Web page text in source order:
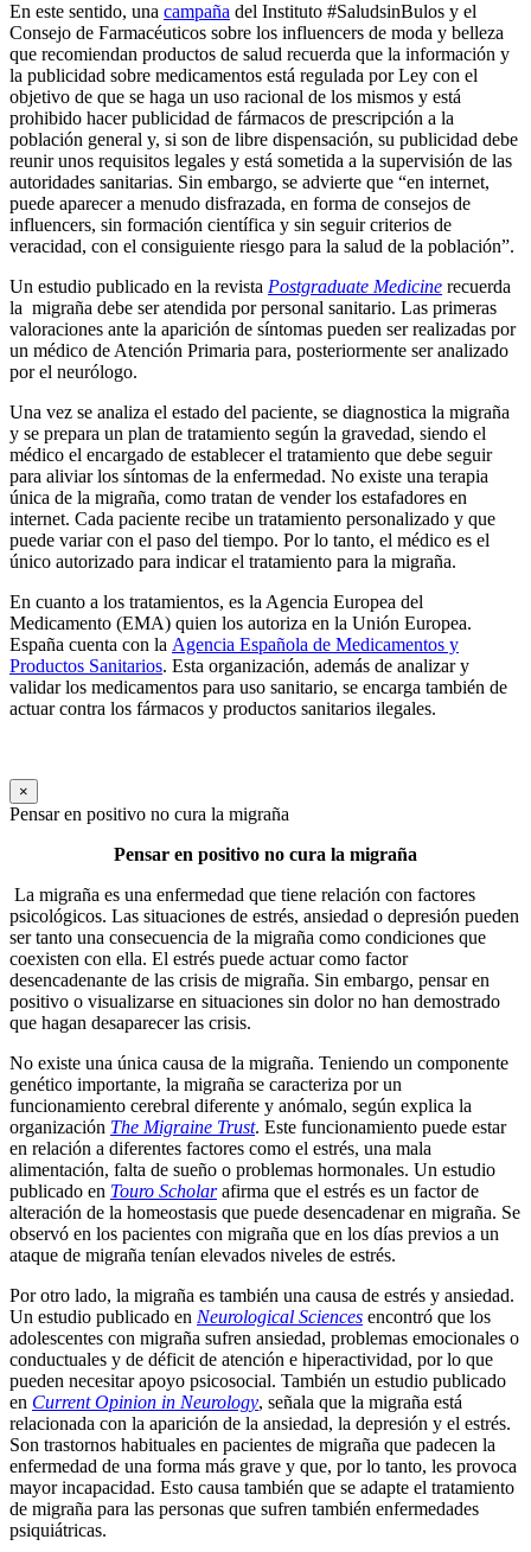
En este sentido, una campaña del Instituto #SaludsinBulos y el
Consejo de Farmacéuticos sobre los influencers de moda y belleza
que recomiendan productos de salud recuerda que la información y
la publicidad sobre medicamentos está regulada por Ley con el
objetivo de que se haga un uso racional de los mismos y está
prohibido hacer publicidad de fármacos de prescripción a la
población general y, si son de libre dispensación, su publicidad debe
reunir unos requisitos legales y está sometida a la supervisión de las
autoridades sanitarias. Sin embargo, se advierte que “en internet,
puede aparecer a menudo disfrazada, en forma de consejos de
influencers, sin formación científica y sin seguir criterios de
veracidad, con el consiguiente riesgo para la salud de la población”.
Un estudio publicado en la revista Postgraduate Medicine recuerda
la migraña debe ser atendida por personal sanitario. Las primeras
valoraciones ante la aparición de síntomas pueden ser realizadas por
un médico de Atención Primaria para, posteriormente ser analizado
por el neurólogo.
Una vez se analiza el estado del paciente, se diagnostica la migraña
y se prepara un plan de tratamiento según la gravedad, siendo el
médico el encargado de establecer el tratamiento que debe seguir
para aliviar los síntomas de la enfermedad. No existe una terapia
única de la migraña, como tratan de vender los estafadores en
internet. Cada paciente recibe un tratamiento personalizado y que
puede variar con el paso del tiempo. Por lo tanto, el médico es el
único autorizado para indicar el tratamiento para la migraña.
En cuanto a los tratamientos, es la Agencia Europea del
Medicamento (EMA) quien los autoriza en la Unión Europea.
España cuenta con la Agencia Española de Medicamentos y
Productos Sanitarios. Esta organización, además de analizar y
validar los medicamentos para uso sanitario, se encarga también de
actuar contra los fármacos y productos sanitarios ilegales.
×
Pensar en positivo no cura la migraña
Pensar en positivo no cura la migraña
La migraña es una enfermedad que tiene relación con factores
psicológicos. Las situaciones de estrés, ansiedad o depresión pueden
ser tanto una consecuencia de la migraña como condiciones que
coexisten con ella. El estrés puede actuar como factor
desencadenante de las crisis de migraña. Sin embargo, pensar en
positivo o visualizarse en situaciones sin dolor no han demostrado
que hagan desaparecer las crisis.
No existe una única causa de la migraña. Teniendo un componente
genético importante, la migraña se caracteriza por un
funcionamiento cerebral diferente y anómalo, según explica la
organización The Migraine Trust. Este funcionamiento puede estar
en relación a diferentes factores como el estrés, una mala
alimentación, falta de sueño o problemas hormonales. Un estudio
publicado en Touro Scholarafirma que el estrés es un factor de
alteración de la homeostasis que puede desencadenar en migraña. Se
observó en los pacientes con migraña que en los días previos a un
ataque de migraña tenían elevados niveles de estrés.
Por otro lado, la migraña es también una causa de estrés y ansiedad.
Un estudio publicado en Neurological Sciences encontró que los
adolescentes con migraña sufren ansiedad, problemas emocionales o
conductuales y de déficit de atención e hiperactividad, por lo que
pueden necesitar apoyo psicosocial. También un estudio publicado
en Current Opinion in Neurology, señala que la migraña está
relacionada con la aparición de la ansiedad, la depresión y el estrés.
Son trastornos habituales en pacientes de migraña que padecen la
enfermedad de una forma más grave y que, por lo tanto, les provoca
mayor incapacidad. Esto causa también que se adapte el tratamiento
de migraña para las personas que sufren también enfermedades
psiquiátricas.